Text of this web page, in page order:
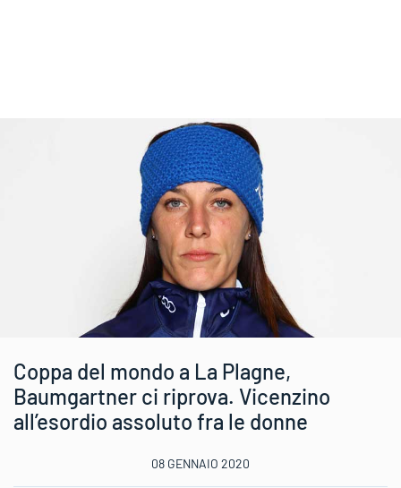
Coppa del mondo a La Plagne,
Baumgartner ci riprova. Vicenzino
all’esordio assoluto fra le donne
08 GENNAIO 2020